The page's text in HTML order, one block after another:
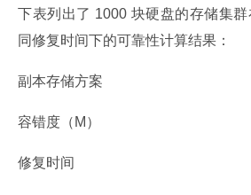
下表列出了 1000 块硬盘的存储集
同修复时间下的可靠性计算结果：
副本存储方案
容错度（M）
修复时间